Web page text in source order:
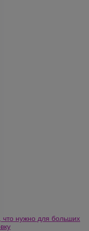
что нужно для больших